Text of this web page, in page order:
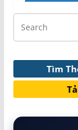
Tìm